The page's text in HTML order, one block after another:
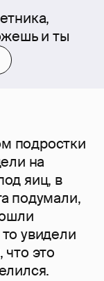
и ты
подростки
на
яиц, в
подумали,
увидели
это